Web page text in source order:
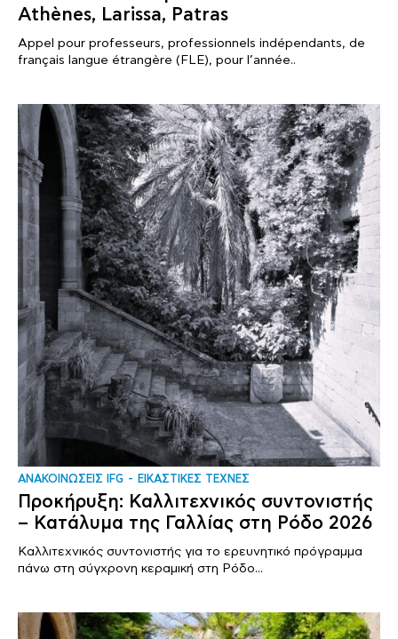
Athènes, Larissa, Patras
Appel pour professeurs, professionnels indépendants, de
français langue étrangère (FLE), pour l’année..
ΑΝΑΚΟΙΝΩΣΕΙΣ IFG ΕΙΚΑΣΤΙΚΕΣ ΤΕΧΝΕΣ
Προκήρυξη: Καλλιτεχνικός συντονιστής
– Κατάλυμα της Γαλλίας στη Ρόδο 2026
Καλλιτεχνικός συντονιστής για το ερευνητικό πρόγραμμα
πάνω στη σύγχρονη κεραμική στη Ρόδο...